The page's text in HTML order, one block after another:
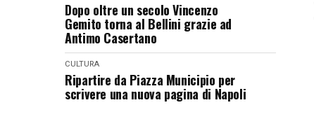
Dopo oltre un secolo Vincenzo
Gemito torna al Bellini grazie ad
Antimo Casertano
CULTURA
Ripartire da Piazza Municipio per
scrivere una nuova pagina di Napoli